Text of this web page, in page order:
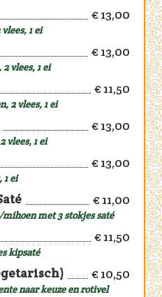
€ 13,00
1 ei
€ 13,00
vlees, 1 ei
€ 11,50
2 vlees, 1 ei
€ 13,00
vlees, 1 ei
€ 13,00
1 ei
€ 11,00
met 3 stokjes saté
€ 11,50
kipsaté
€ 10,50
naar keuze en rotivel